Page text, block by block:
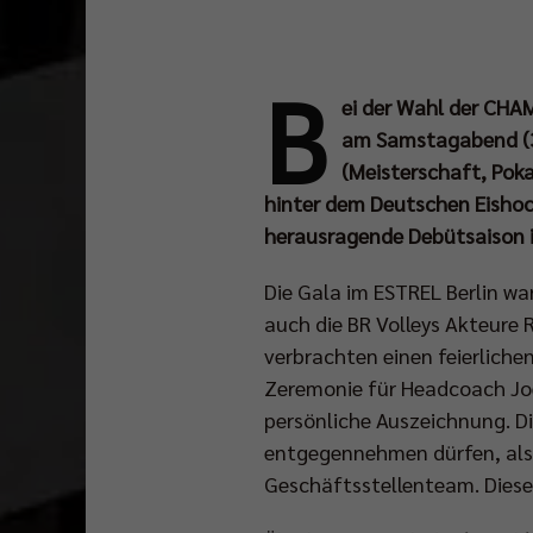
B ei der Wahl der
am Samstagabend
(Meisterschaft,
hinter dem Deutschen
herausragende
Die Gala im ESTREL Berlin
auch die BR Volleys
verbrachten einen
Zeremonie für Headcoach
persönliche Auszeichnung.
entgegennehmen dürfen,
Geschäftsstellenteam.